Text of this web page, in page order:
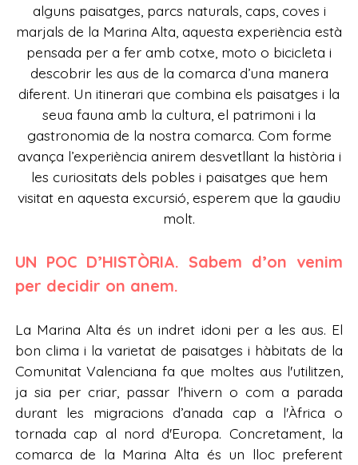
alguns paisatges, parcs naturals, caps, coves i
marjals de la Marina Alta, aquesta experiència està
pensada per a fer amb cotxe, moto o bicicleta i
descobrir les aus de la comarca d’una manera
diferent. Un itinerari que combina els paisatges i la
seua fauna amb la cultura, el patrimoni i la
gastronomia de la nostra comarca. Com forme
avança l’experiència anirem desvetllant la història i
les curiositats dels pobles i paisatges que hem
visitat en aquesta excursió, esperem que la gaudiu
molt.
UN POC D’HISTÒRIA. Sabem d’on venim
per decidir on anem.
La Marina Alta és un indret idoni per a les aus. El
bon clima i la varietat de paisatges i hàbitats de la
Comunitat Valenciana fa que moltes aus l'utilitzen,
ja sia per criar, passar l'hivern o com a parada
durant les migracions d’anada cap a l'Àfrica o
tornada cap al nord d'Europa. Concretament, la
comarca de la Marina Alta és un lloc preferent